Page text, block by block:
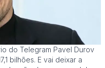
do Telegram Pavel Durov
bilhões. E vai deixar a